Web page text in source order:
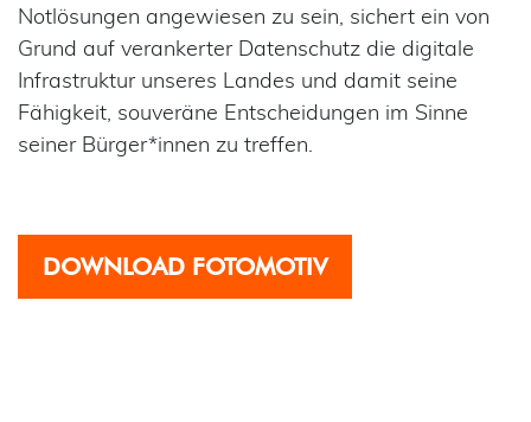
Notlösungen angewiesen zu sein, sichert ein von
Grund auf verankerter Datenschutz die digitale
Infrastruktur unseres Landes und damit seine
Fähigkeit, souveräne Entscheidungen im Sinne
seiner Bürger*innen zu treffen.
DOWNLOAD FOTOMOTIV